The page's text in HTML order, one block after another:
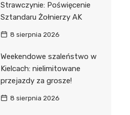
Strawczynie: Poświęcenie
Sztandaru Żołnierzy AK
8 sierpnia 2026
Weekendowe szaleństwo w
Kielcach: nielimitowane
przejazdy za grosze!
8 sierpnia 2026